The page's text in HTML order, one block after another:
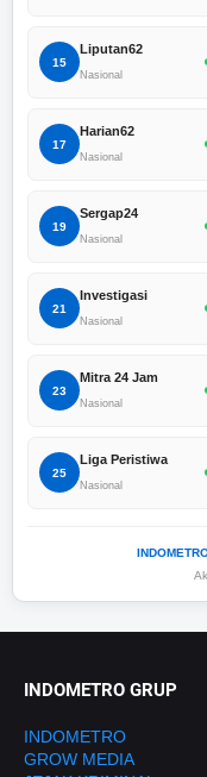
15
Liputan62
Nasional
17
Harian62
Nasional
19
Sergap24
Nasional
21
Investigasi
Nasional
23
Mitra 24 Jam
Nasional
25
Liga Peristiwa
Nasional
INDOMETRO GRUP
INDOMETRO
GROW MEDIA